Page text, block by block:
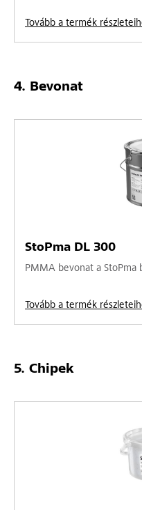
Tovább a termék
Bevonat
StoPma DL 300
PMMA bevonat a StoPma
Tovább a termék
Chipek